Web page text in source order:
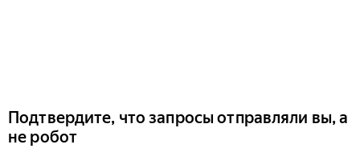
Подтвердите, что запросы отправляли вы, а
не робот